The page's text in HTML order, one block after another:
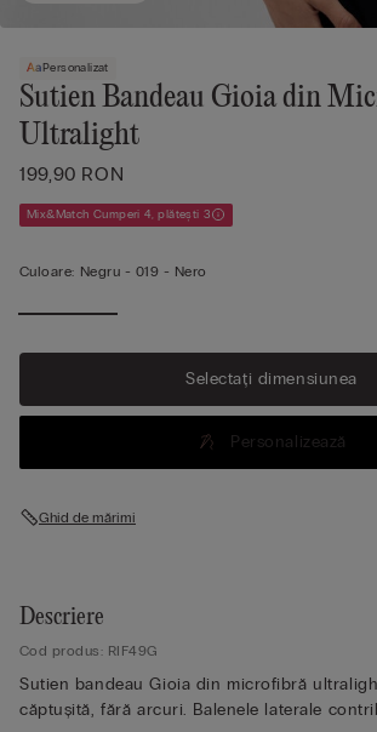
Personalizat
Sutien Bandeau Gioia din
Ultralight
199,90 RON
Mix&Match Cumperi 4, plătești 3
Culoare: Negru - 019 - Nero
Selectați dimensiunea
Personalizează
Ghid de mărimi
Descriere
Cod produs: RIF49G
Sutien bandeau Gioia din microfibră
căptușită, fără arcuri. Balenele laterale